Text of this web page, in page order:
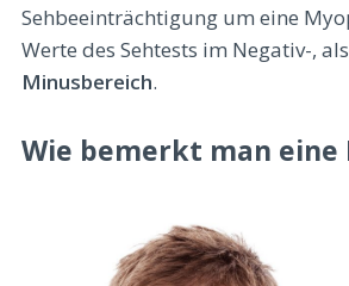
Sehbeeinträchtigung um eine
Werte des Sehtests im Negativ-,
Minusbereich.
Wie bemerkt man eine